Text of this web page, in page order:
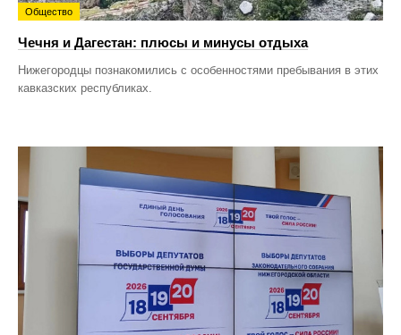
Общество
Чечня и Дагестан: плюсы и минусы отдыха
Нижегородцы познакомились с особенностями пребывания в этих
кавказских республиках.